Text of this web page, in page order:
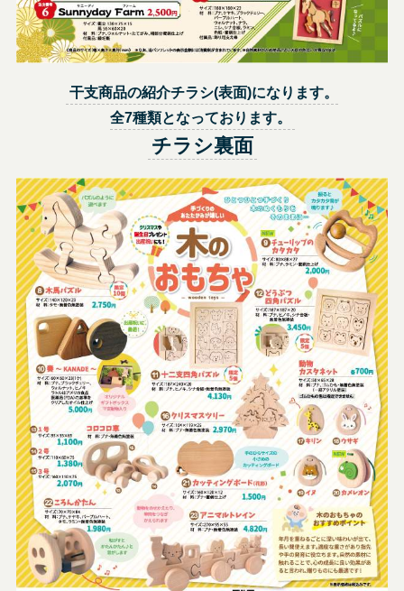
干支商品の紹介チラシ(表面)になります。
全7種類となっております。
チラシ裏面